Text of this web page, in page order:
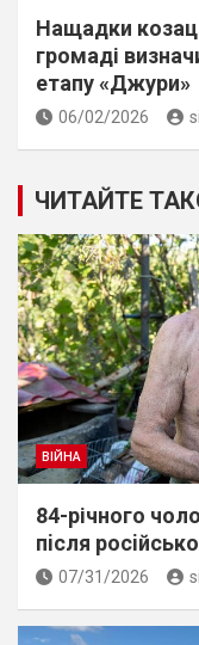
Нащадки
громаді
етапу «Джури»
06/02/2026
ЧИТАЙТЕ
ВІЙНА
84-річного
пiсля
07/31/2026